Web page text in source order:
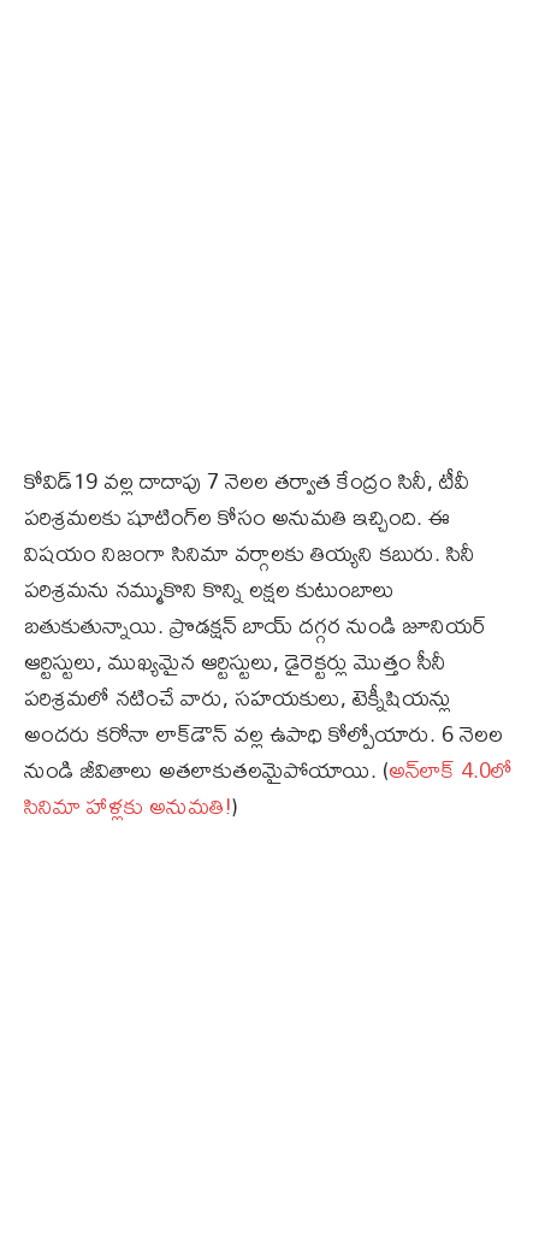
కోవిడ్‌19 వల్ల దాదాపు 7 నెలల తర్వాత కేంద్రం సినీ, టీవీ
పరిశ్రమలకు షూటింగ్‌ల కోసం అనుమతి ఇచ్చింది. ఈ
విషయం నిజంగా సినిమా వర్గాలకు తియ్యని కబురు. సినీ
పరిశ్రమను నమ్ముకొని కొన్ని లక్షల కుటుంబాలు
బతుకుతున్నాయి. ప్రొడక్షన్‌ బాయ్‌ దగ్గర నుండి జూనియర్‌
ఆర్టిస్టులు, ముఖ్యమైన ఆర్టిస్టులు, డైరెక్టర్లు మొత్తం సీనీ
పరిశ్రమలో నటించే వారు, సహయకులు, టెక్నీషియన్లు
అందరు కరోనా లాక్‌డౌన్‌ వల్ల ఉపాధి కోల్పోయారు. 6 నెలల
నుండి జీవితాలు అతలాకుతలమైపోయాయి. (అన్‌లాక్‌ 4.0లో
సినిమా హాళ్లకు అనుమతి!)